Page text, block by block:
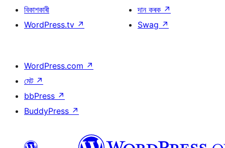
বিকাশকাৰী
WordPress.tv ↗
দান কৰক ↗
Swag ↗
WordPress.com ↗
মেট ↗
bbPress ↗
BuddyPress ↗